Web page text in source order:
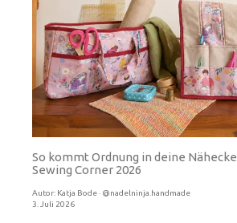
So kommt Ordnung in deine Nähecke
Sewing Corner 2026
Autor: Katja Bode · @nadelninja.handmade
3. Juli 2026